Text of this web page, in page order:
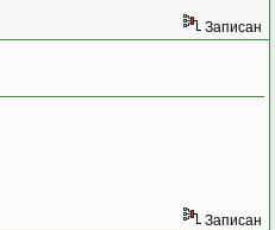
Записан
Записан